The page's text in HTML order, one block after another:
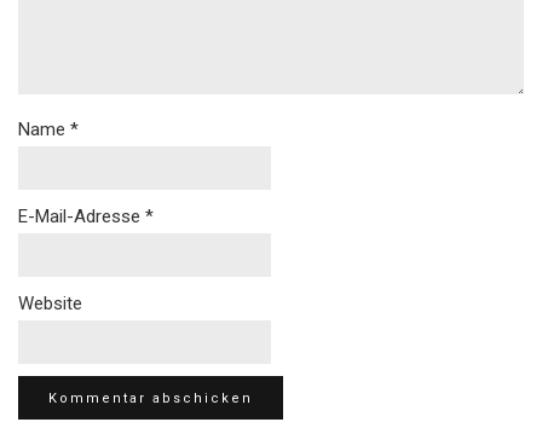
Name *
E-Mail-Adresse *
Website